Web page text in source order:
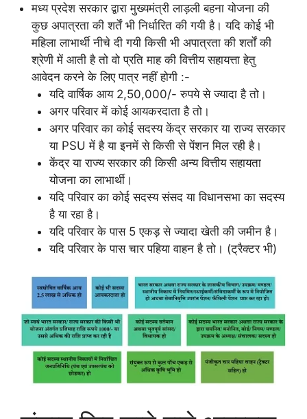
मध्य प्रदेश सरकार द्वारा मुख्यमंत्री लाड़ली बहना योजना की
कुछ अपात्रता की शर्तें भी निर्धारित की गयी है। यदि कोई भी
महिला लाभार्थी नीचे दी गयी किसी भी अपात्रता की शर्तों की
श्रेणी में आती है तो वो प्रति माह की वित्तीय सहायत्ता हेतु
आवेदन करने के लिए पात्र नहीं होगी :-
यदि वार्षिक आय 2,50,000/- रुपये से ज्यादा है तो।
अगर परिवार में कोई आयकरदाता है तो।
अगर परिवार का कोई सदस्य केंद्र सरकार या राज्य सरकार
या PSU में है या इनमें से किसी से पेंशन मिल रही है।
केंद्र या राज्य सरकार की किसी अन्य वित्तीय सहायता
योजना का लाभार्थी।
यदि परिवार का कोई सदस्य संसद या विधानसभा का सदस्य
है या रहा है।
यदि परिवार के पास 5 एकड़ से ज्यादा खेती की जमीन है।
यदि परिवार के पास चार पहिया वाहन है तो। (ट्रैक्टर भी)